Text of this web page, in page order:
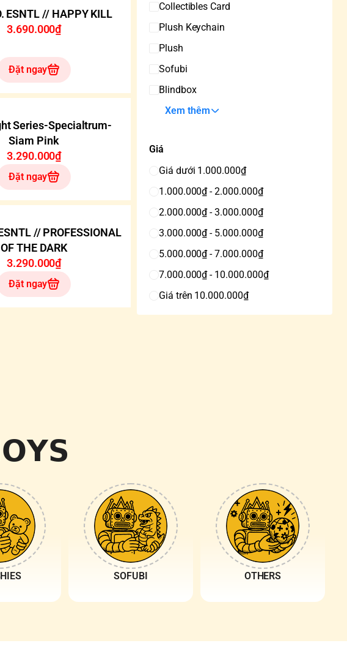
ESNTL // HAPPY KILL
3.690.000₫
Đặt ngay
Series-Specialtrum-
Siam Pink
3.290.000₫
Đặt ngay
// PROFESSIONAL
OF THE DARK
3.290.000₫
Đặt ngay
Giá
Giá dưới 1.000.000₫
1.000.000₫ - 2.000.000₫
2.000.000₫ - 3.000.000₫
3.000.000₫ - 5.000.000₫
5.000.000₫ - 7.000.000₫
7.000.000₫ - 10.000.000₫
Giá trên 10.000.000₫
Collectibles Card
Plush Keychain
Plush
Sofubi
Blindbox
Xem thêm
SOFUBI OTHERS